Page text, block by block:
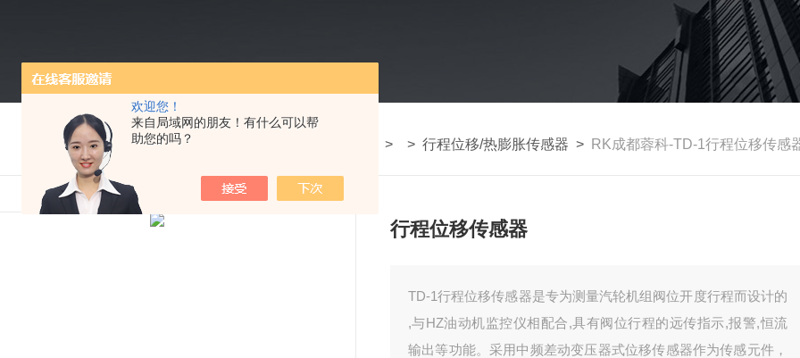
欢迎您！
来自局域网的朋友！有什么可以帮
助您的吗？
> > 行程位移/热膨胀传感器 > RK成都蓉科-TD-1行程位移传感
行程位移传感器
TD-1行程位移传感器是专为测量汽轮机组阀位开度行程而设计的
,与HZ油动机监控仪相配合,具有阀位行程的远传指示,报警,恒流
输出等功能。采用中频差动变压器式位移传感器作为传感元件，